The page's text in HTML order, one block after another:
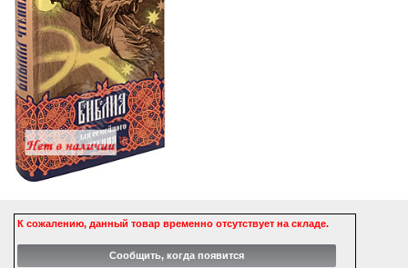
К сожалению, данный товар временно отсутствует на складе.